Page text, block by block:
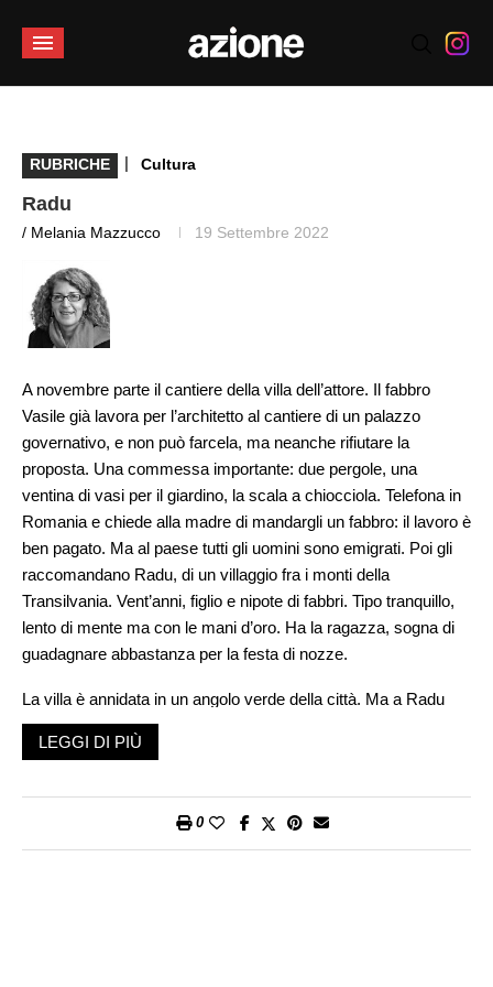
RUBRICHE | Cultura
Radu
/ Melania Mazzucco 19 Settembre 2022
A novembre parte il cantiere della villa dell’attore. Il fabbro
Vasile già lavora per l’architetto al cantiere di un palazzo
governativo, e non può farcela, ma neanche rifiutare la
proposta. Una commessa importante: due pergole, una
ventina di vasi per il giardino, la scala a chiocciola. Telefona in
Romania e chiede alla madre di mandargli un fabbro: il lavoro è
ben pagato. Ma al paese tutti gli uomini sono emigrati. Poi gli
raccomandano Radu, di un villaggio fra i monti della
Transilvania. Vent’anni, figlio e nipote di fabbri. Tipo tranquillo,
lento di mente ma con le mani d’oro. Ha la ragazza, sogna di
guadagnare abbastanza per la festa di nozze.
La villa è annidata in un angolo verde della città. Ma a Radu
Roma non piace. Troppo caos. Vasile vive come un italiano e
maneggia pacchi di soldi in contanti: deve comprare i materiali
per la villa dell’attore. Vetro e ferro, poi da zincare. Radu se lo
LEGGI DI PIÙ
0